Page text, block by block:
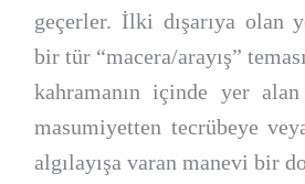
geçerler. İlki dışarıya olan
bir tür “macera/arayış”
kahramanın içinde yer
masumiyetten tecrübeye
algılayışa varan manevi bir